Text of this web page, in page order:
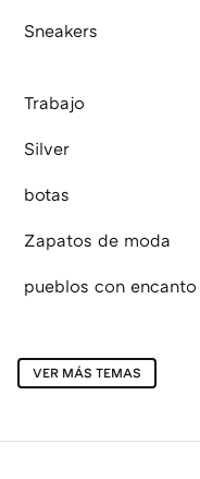
Sneakers
Trabajo
Silver
botas
Zapatos de moda
pueblos con encanto
VER MÁS TEMAS